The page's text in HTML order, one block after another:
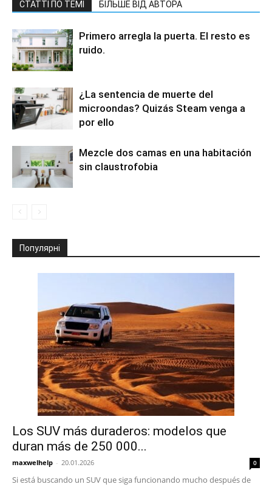
СТАТТІ ПО ТЕМІ БІЛЬШЕ ВІД АВТОРА
Primero arregla la puerta. El resto es
ruido.
¿La sentencia de muerte del
microondas? Quizás Steam venga a
por ello
Mezcle dos camas en una habitación
sin claustrofobia
Популярні
Los SUV más duraderos: modelos que
duran más de 250 000...
maxwelhelp - 20.01.2026 0
Si está buscando un SUV que siga funcionando mucho después de